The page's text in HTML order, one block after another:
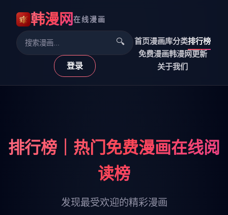
韩漫网在线漫画
首页漫画库分类排行榜
免费漫画韩漫网更新
关于我们
🔍
登录
排行榜｜热门免费漫画在线阅
读榜
发现最受欢迎的精彩漫画